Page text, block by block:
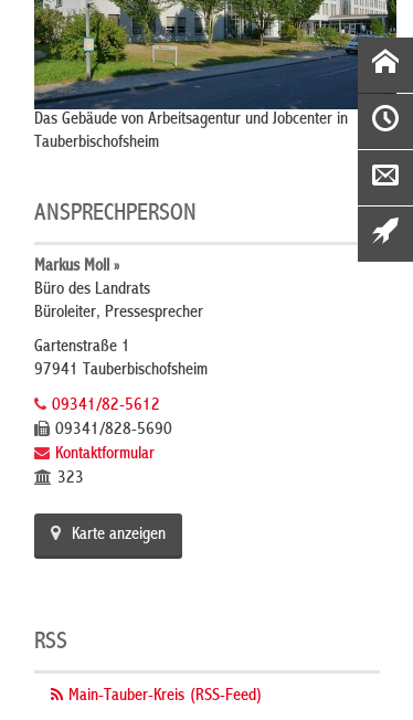
Das Gebäude von Arbeitsagentur und Jobcenter in
Tauberbischofsheim
ANSPRECHPERSON
Markus Moll »
Büro des Landrats
Büroleiter, Pressesprecher
Gartenstraße 1
97941 Tauberbischofsheim
09341/82-5612
09341/828-5690
Kontaktformular
323
Karte anzeigen
RSS
Main-Tauber-Kreis (RSS-Feed)